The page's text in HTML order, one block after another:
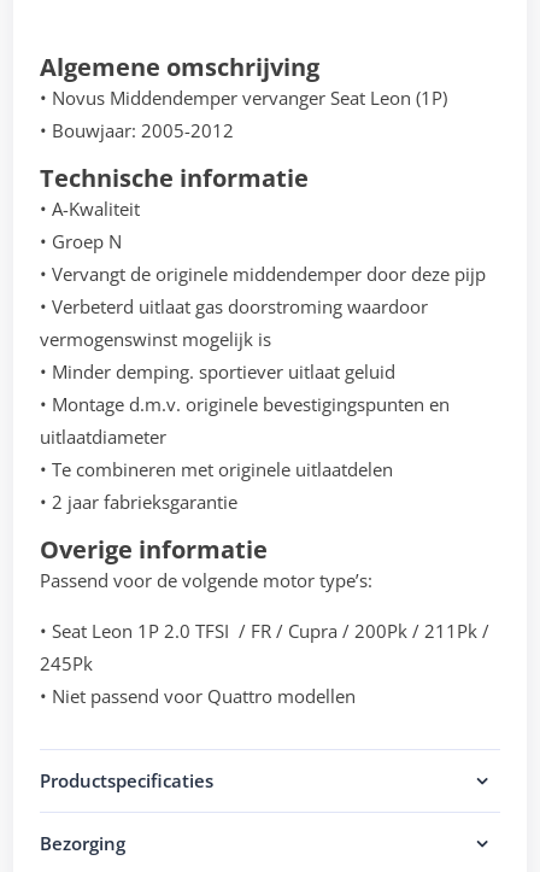
Algemene omschrijving
• Novus Middendemper vervanger Seat Leon (1P)
• Bouwjaar: 2005-2012
Technische informatie
• A-Kwaliteit
• Groep N
• Vervangt de originele middendemper door deze pijp
• Verbeterd uitlaat gas doorstroming waardoor
vermogenswinst mogelijk is
• Minder demping. sportiever uitlaat geluid
• Montage d.m.v. originele bevestigingspunten en
uitlaatdiameter
• Te combineren met originele uitlaatdelen
• 2 jaar fabrieksgarantie
Overige informatie
Passend voor de volgende motor type’s:
• Seat Leon 1P 2.0 TFSI / FR / Cupra / 200Pk / 211Pk /
245Pk
• Niet passend voor Quattro modellen
Productspecificaties
Bezorging